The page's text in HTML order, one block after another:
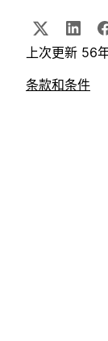
上次更新 56
条款和条件